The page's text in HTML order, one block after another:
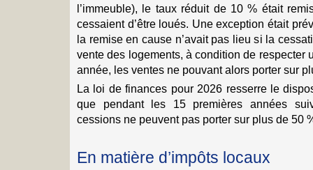
l’immeuble), le taux réduit de 10 % était
cessaient d’être loués. Une exception était
la remise en cause n’avait pas lieu si la
vente des logements, à condition de respecter
année, les ventes ne pouvant alors porter sur
La loi de finances pour 2026 resserre le
que pendant les 15 premières années
cessions ne peuvent pas porter sur plus de 50
En matière d’impôts locaux